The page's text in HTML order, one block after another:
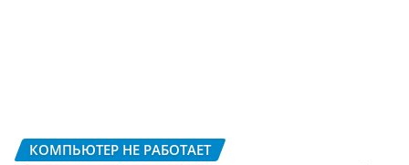
КОМПЬЮТЕР НЕ РАБОТАЕТ